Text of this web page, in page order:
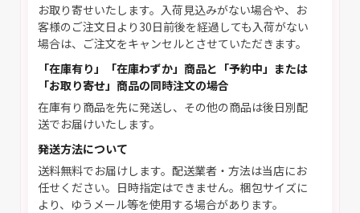
お取り寄せいたします。入荷見込みがない場合や、お
客様のご注文日より30日前後を経過しても入荷がない
場合は、ご注文をキャンセルとさせていただきます。
「在庫有り」「在庫わずか」商品と「予約中」または
「お取り寄せ」商品の同時注文の場合
在庫有り商品を先に発送し、その他の商品は後日別配
送でお届けいたします。
発送方法について
送料無料でお届けします。配送業者・方法は当店にお
任せください。日時指定はできません。梱包サイズに
より、ゆうメール等を使用する場合があります。